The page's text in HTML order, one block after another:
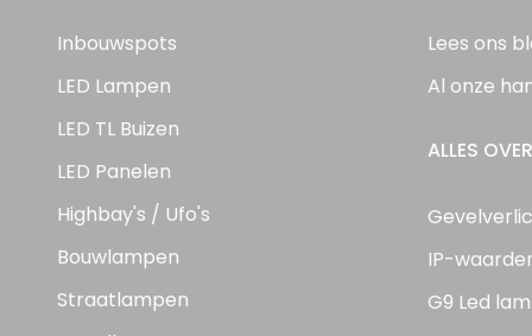
Inbouwspots
LED Lampen
LED TL Buizen
LED Panelen
Highbay's / Ufo's
Bouwlampen
Straatlampen
Lees ons
Al onze
ALLES
IP-
G9 Led